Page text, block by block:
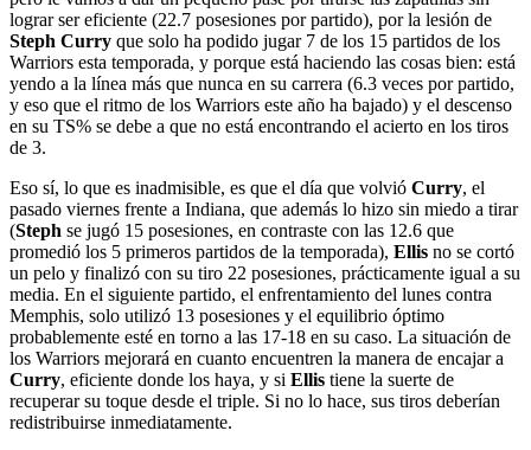
lograr ser eficiente (22.7 posesiones por partido), por la lesión de
Steph Curry que solo ha podido jugar 7 de los 15 partidos de los
Warriors esta temporada, y porque está haciendo las cosas bien: está
yendo a la línea más que nunca en su carrera (6.3 veces por partido,
y eso que el ritmo de los Warriors este año ha bajado) y el descenso
en su TS% se debe a que no está encontrando el acierto en los tiros
de 3.
Eso sí, lo que es inadmisible, es que el día que volvió Curry, el
pasado viernes frente a Indiana, que además lo hizo sin miedo a tirar
(Steph se jugó 15 posesiones, en contraste con las 12.6 que
promedió los 5 primeros partidos de la temporada), Ellis no se cortó
un pelo y finalizó con su tiro 22 posesiones, prácticamente igual a su
media. En el siguiente partido, el enfrentamiento del lunes contra
Memphis, solo utilizó 13 posesiones y el equilibrio óptimo
probablemente esté en torno a las 17-18 en su caso. La situación de
los Warriors mejorará en cuanto encuentren la manera de encajar a
Curry, eficiente donde los haya, y si Ellis tiene la suerte de
recuperar su toque desde el triple. Si no lo hace, sus tiros deberían
redistribuirse inmediatamente.